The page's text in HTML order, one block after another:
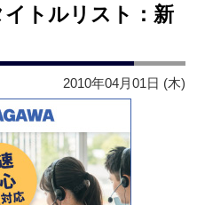
トルリスト：新
2010年04月01日 (木)